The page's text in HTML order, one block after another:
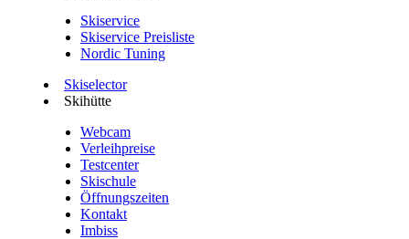
Skiservice
Skiservice Preisliste
Nordic Tuning
Skiselector
Skihütte
Webcam
Verleihpreise
Testcenter
Skischule
Öffnungszeiten
Kontakt
Imbiss